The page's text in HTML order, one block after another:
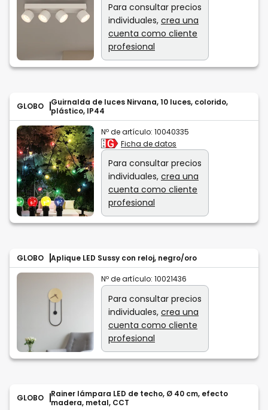
Para consultar precios
individuales, crea una
cuenta como cliente
profesional
GLOBO
Guirnalda de luces Nirvana, 10 luces, colorido,
plástico, IP44
Nº de artículo: 10040335
Ficha de datos
Para consultar precios
individuales, crea una
cuenta como cliente
profesional
GLOBO Aplique LED Sussy con reloj, negro/oro
Nº de artículo: 10021436
Para consultar precios
individuales, crea una
cuenta como cliente
profesional
GLOBO
Rainer lámpara LED de techo, Ø 40 cm, efecto
madera, metal, CCT